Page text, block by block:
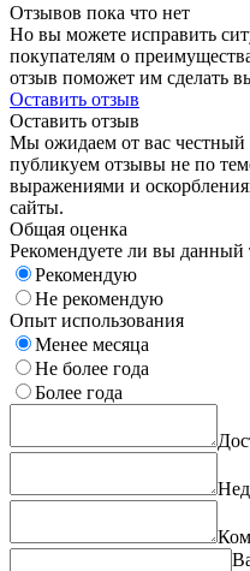
Отзывов пока что нет
Но вы можете исправить
покупателям о
отзыв поможет им сделать
Оставить отзыв
Оставить отзыв
Мы ожидаем от вас честный
публикуем отзывы не по
выражениями и
сайты.
Общая оценка
Рекомендуете ли вы данный
Рекомендую
Не рекомендую
Опыт использования
Менее месяца
Не более года
Более года